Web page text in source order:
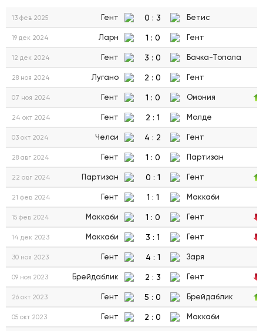
13 фев 2025 Гент 0 : 3 Бетис
19 дек 2024 Ларн 1 : 0 Гент
12 дек 2024 Гент 3 : 0 Бачка-Топола
28 ноя 2024 Лугано 2 : 0 Гент
07 ноя 2024 Гент 1 : 0 Омония
24 окт 2024 Гент 2 : 1 Молде
03 окт 2024 Челси 4 : 2 Гент
28 авг 2024 Гент 1 : 0 Партизан
22 авг 2024 Партизан 0 : 1 Гент
21 фев 2024 Гент 1 : 1 Маккаби
15 фев 2024 Маккаби 1 : 0 Гент
14 дек 2023 Маккаби 3 : 1 Гент
30 ноя 2023 Гент 4 : 1 Заря
09 ноя 2023 Брейдаблик 2 : 3 Гент
26 окт 2023 Гент 5 : 0 Брейдаблик
05 окт 2023 Гент 2 : 0 Маккаби